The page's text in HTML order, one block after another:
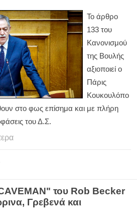
Το άρθρο
133 του
Κανονισμού
της Βουλής
αξιοποιεί ο
Πάρις
Κουκουλόπο
στο φως επίσημα και με πλήρη
του Δ.Σ.
του Rob Becker
Γρεβενά και